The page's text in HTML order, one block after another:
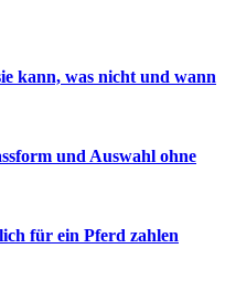
kann, was nicht und wann
und Auswahl ohne
für ein Pferd zahlen